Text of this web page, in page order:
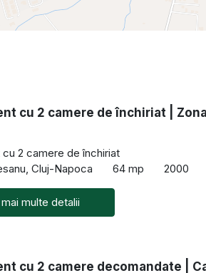
cu 2 camere de închiriat |
2 camere de închiriat
Cluj-Napoca
64 mp 2000
multe detalii
cu 2 camere decomandate |